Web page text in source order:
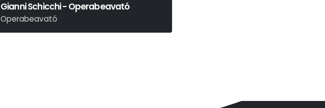
Gianni Schicchi - Operabeavató
Operabeavató
Giacomo Puccini